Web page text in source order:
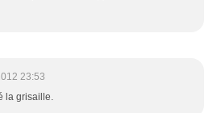
23:53
la grisaille.